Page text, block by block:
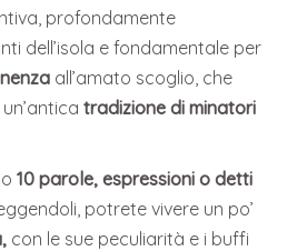
profondamente
dell’isola e fondamentale per
all’amato scoglio, che
tradizione di minatori
10 parole, espressioni o detti
potrete vivere un po’
con le sue peculiarità e i buffi